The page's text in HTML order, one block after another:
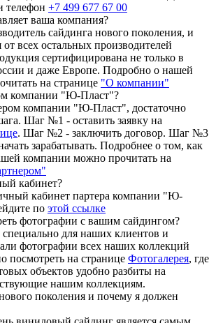
телефон +7 499 677 67 00
ваша компания?
сайдинга нового поколения, и
от всех остальных производителей
сертифицирована не только в
и даже Европе. Подробно о нашей
на странице "О компании"
компании "Ю-Пласт"?
компании "Ю-Пласт", достаточно
Шаг №1 - оставить заявку на
. Шаг №2 - заключить договор. Шаг №3
зарабатывать. Подробнее о том, как
компании можно прочитать на
кабинет?
кабинет партера компании "Ю-
по этой ссылке
фотографии с вашим сайдингом?
для наших клиентов и
фотографии всех наших коллекций
посмотреть на странице Фотогалерея, где
объектов удобно разбиты на
нашим коллекциям.
поколения и почему я должен